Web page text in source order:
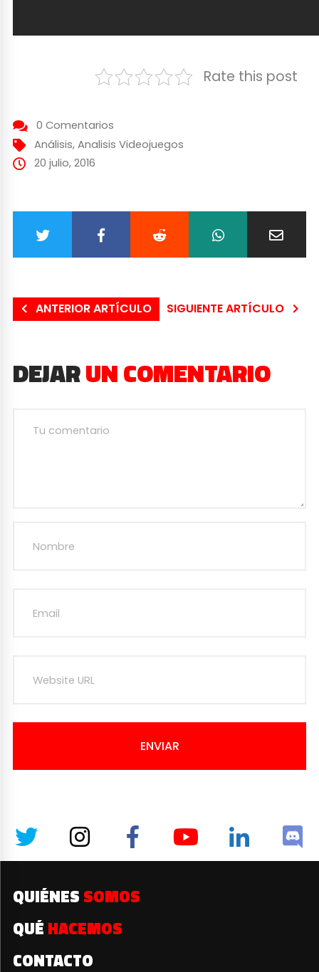
Rate this post
0 Comentarios
Análisis, Analisis Videojuegos
20 julio, 2016
ANTERIOR ARTÍCULO SIGUIENTE ARTÍCULO
DEJARUN COMENTARIO
ENVIAR
QUIÉNES SOMOS
QUÉ HACEMOS
CONTACTO